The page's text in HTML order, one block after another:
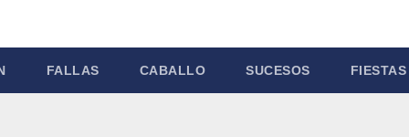
FALLAS CABALLO SUCESOS FIESTAS